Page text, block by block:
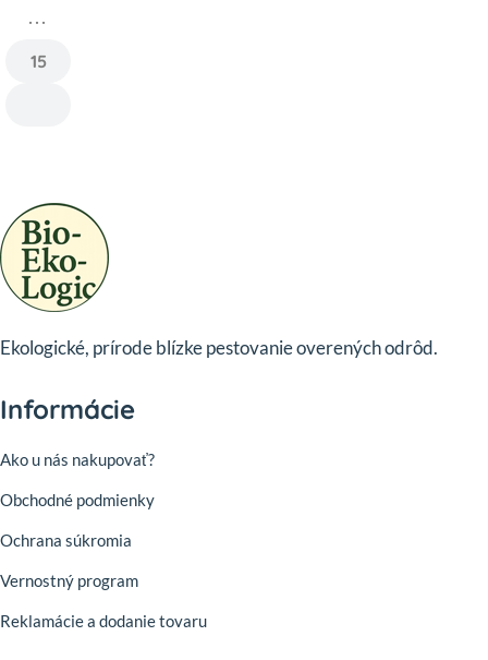
...
15
Ekologické, prírode blízke pestovanie overených odrôd.
Informácie
Ako u nás nakupovať?
Obchodné podmienky
Ochrana súkromia
Vernostný program
Reklamácie a dodanie tovaru